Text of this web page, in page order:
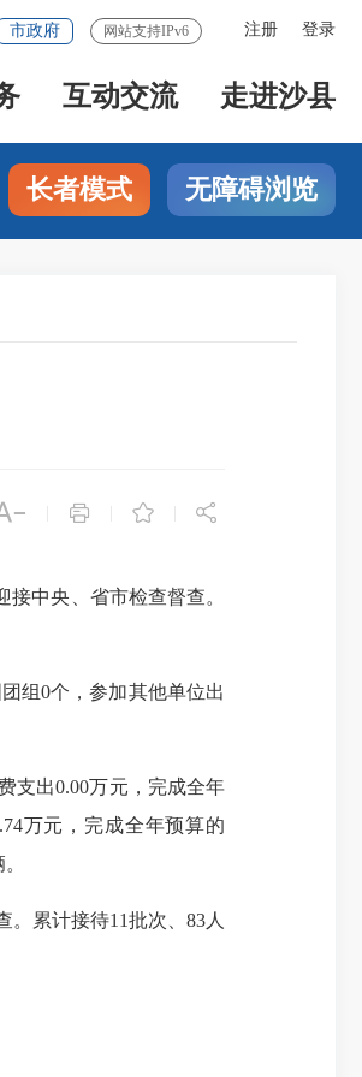
注册 登录
市政府 网站支持IPv6
互动交流 走进沙县
长者模式 无障碍浏览
  
中央、省市检查督查。
组0个，参加其他单位出
支出0.00万元，完成全年
万元，完成全年预算的
累计接待11批次、83人